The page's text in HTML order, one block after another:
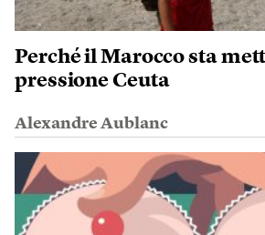
Perché il Marocco sta
pressione Ceuta
Alexandre Aublanc